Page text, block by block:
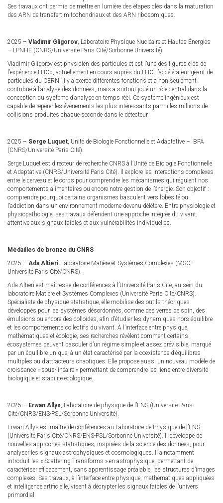
Ses travaux ont permis de mettre en lumière des étapes clés dans la maturation
des ARN de transfert mitochondriaux et des ARN ribosomiques.
2025 – Vladimir Gligorov, Laboratoire Physique Nucléaire et Hautes Énergies
– LPNHE (CNRS/Université Paris Cité/Sorbonne Université).
Vladimir Gligorov est physicien des particules et est l’une des figures clés de
l’expérience LHCb, actuellement en cours auprès du LHC, l’accélérateur géant de
particules du CERN. Il y a exercé différentes fonctions et a non seulement
contribué à l’analyse des données, mais a surtout joué un rôle central dans la
conception du système d’analyse en temps réel. Ce système ingénieux est
capable de repérer les événements les plus intéressants parmi les millions de
collisions produites chaque seconde dans le détecteur.
2025 – Serge Luquet, Unité de Biologie Fonctionnelle et Adaptative – BFA
(CNRS/Université Paris Cité).
Serge Luquet est directeur de recherche CNRS à l’Unité de Biologie Fonctionnelle
et Adaptative (CNRS/Université Paris Cité). Il explore les interactions complexes
entre le cerveau et le corps pour comprendre les mécanismes qui régulent nos
comportements alimentaires ou encore notre gestion de l’énergie. Son objectif :
comprendre pourquoi certains organismes basculent vers l’obésité ou
l’addiction dans un environnement moderne devenu délétère. Entre physiologie et
physiopathologie, ses travaux défendent une approche intégrée du vivant,
attentive aux signaux faibles et aux vulnérabilités individuelles.
Médailles de bronze du CNRS
2025 – Ada Altieri, Laboratoire Matière et Systèmes Complexes (MSC –
Université Paris Cité/CNRS).
Ada Altieri est maîtresse de conférences à l’Université Paris Cité, au sein du
laboratoire Matière et Systèmes Complexes (Université Paris Cité/CNRS).
Spécialiste de physique statistique, elle mobilise des outils théoriques
développés pour les systèmes désordonnés, comme des verres de spin, des
émulsions ou encore des colloïdes, afin d’étudier les dynamiques hors équilibre
et les comportements collectifs du vivant. À l’interface entre physique,
mathématiques et écologie, ses recherches révèlent comment certains
écosystèmes peuvent basculer d’un régime simple et assez prévisible, marqué
par un équilibre unique, à un état caractérisé par la coexistence d’équilibres
multiples ou d’attracteurs chaotiques. Elle propose aussi un nouveau modèle de
croissance « sous-linéaire » permettant de comprendre les liens entre diversité
biologique et stabilité écologique.
2025 – Erwan Allys, Laboratoire de physique de l’ENS (Université Paris
Cité/CNRS/ENS-PSL/Sorbonne Université).
Erwan Allys est maître de conférences au Laboratoire de Physique de l’ENS
(Université Paris Cité/CNRS/ENS-PSL/Sorbonne Université). Il développe de
nouvelles approches statistiques, inspirées de la science des données, pour
analyser les signaux astrophysiques et cosmologiques. Il a notamment
introduit les « Scattering Transforms » en astrophysique, permettant de
caractériser efficacement, sans apprentissage préalable, les structures d’images
complexes. Ses travaux, à l’interface entre physique, mathématiques appliquées
et intelligence artificielle, visent à décrypter les signaux faibles de l’univers
primordial.